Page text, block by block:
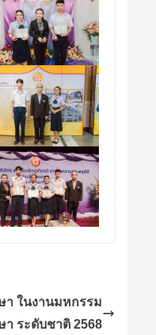
ในงานมหกรรม
ระดับชาติ 2568